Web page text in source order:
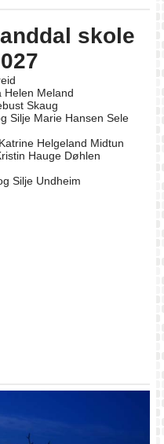
skole
Helen Meland
Skaug
Silje Marie Hansen Sele
Helgeland Midtun
Hauge Døhlen
Silje Undheim